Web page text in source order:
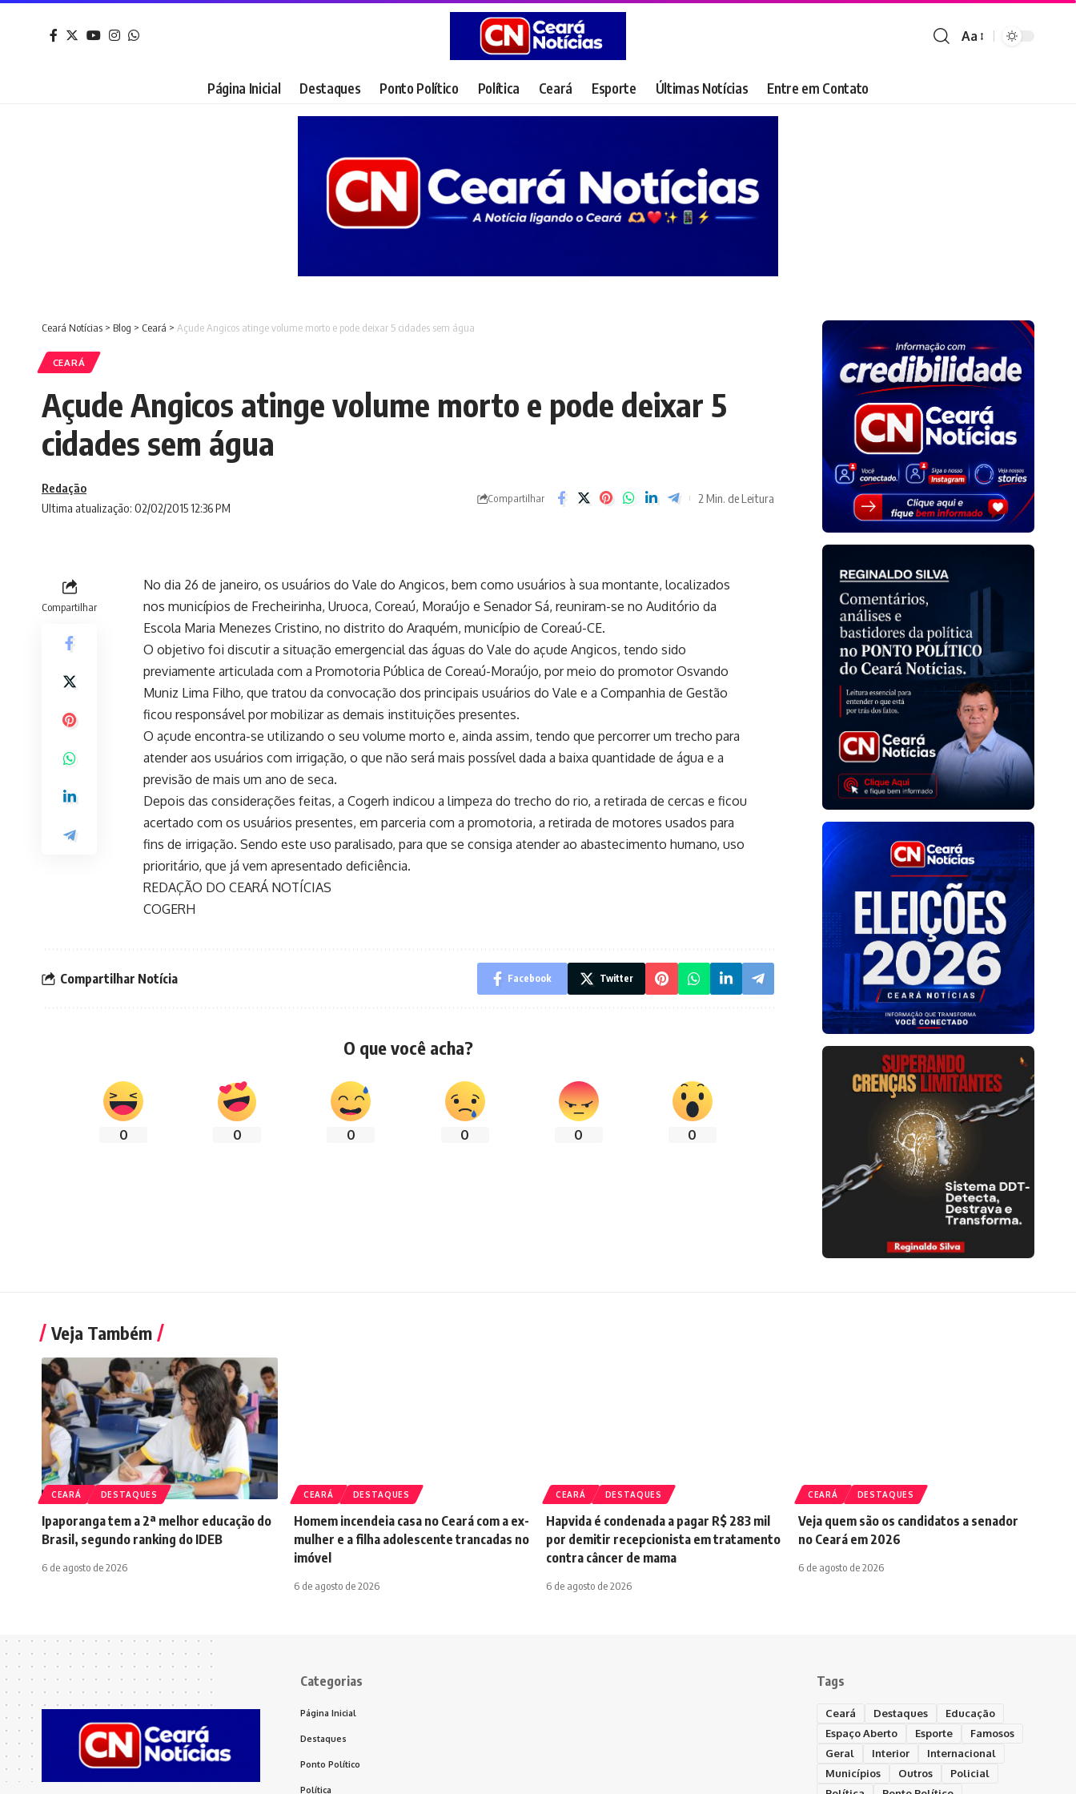
Font
Aa
Página Inicial Destaques Ponto Político Política Ceará Esporte Últimas Notícias Entre em Contato
Ceará Notícias > Blog > Ceará > Açude Angicos atinge volume morto e pode deixar 5 cidades sem água
CEARÁ
Açude Angicos atinge volume morto e pode deixar 5
cidades sem água
Ultima atualização: 02/02/2015 12:36 PM
Redação
Compartilhar 2 Min. de Leitura
Compartilhar
No dia 26 de janeiro, os usuários do Vale do Angicos, bem como usuários à sua montante, localizados
nos municípios de Frecheirinha, Uruoca, Coreaú, Moraújo e Senador Sá, reuniram-se no Auditório da
Escola Maria Menezes Cristino, no distrito do Araquém, município de Coreaú-CE.
O objetivo foi discutir a situação emergencial das águas do Vale do açude Angicos, tendo sido
previamente articulada com a Promotoria Pública de Coreaú-Moraújo, por meio do promotor Osvando
Muniz Lima Filho, que tratou da convocação dos principais usuários do Vale e a Companhia de Gestão
ficou responsável por mobilizar as demais instituições presentes.
O açude encontra-se utilizando o seu volume morto e, ainda assim, tendo que percorrer um trecho para
atender aos usuários com irrigação, o que não será mais possível dada a baixa quantidade de água e a
previsão de mais um ano de seca.
Depois das considerações feitas, a Cogerh indicou a limpeza do trecho do rio, a retirada de cercas e ficou
acertado com os usuários presentes, em parceria com a promotoria, a retirada de motores usados para
fins de irrigação. Sendo este uso paralisado, para que se consiga atender ao abastecimento humano, uso
prioritário, que já vem apresentado deficiência.
REDAÇÃO DO CEARÁ NOTÍCIAS
COGERH
Compartilhar Notícia Facebook Twitter
O que você acha?
0 0 0 0 0 0
Veja Também
CEARÁ DESTAQUES
Ipaporanga tem a 2ª melhor educação do
Brasil, segundo ranking do IDEB
6 de agosto de 2026
CEARÁ DESTAQUES
Homem incendeia casa no Ceará com a ex-
mulher e a filha adolescente trancadas no
imóvel
6 de agosto de 2026
CEARÁ DESTAQUES
Hapvida é condenada a pagar R$ 283 mil
por demitir recepcionista em tratamento
contra câncer de mama
6 de agosto de 2026
CEARÁ DESTAQUES
Veja quem são os candidatos a senador
no Ceará em 2026
6 de agosto de 2026
Categorias
Página Inicial
Destaques
Ponto Político
Política
Tags
Ceará Destaques
Educação
Espaço Aberto
Esporte
Famosos
Geral
Interior
Internacional
Municípios
Outros
Policial